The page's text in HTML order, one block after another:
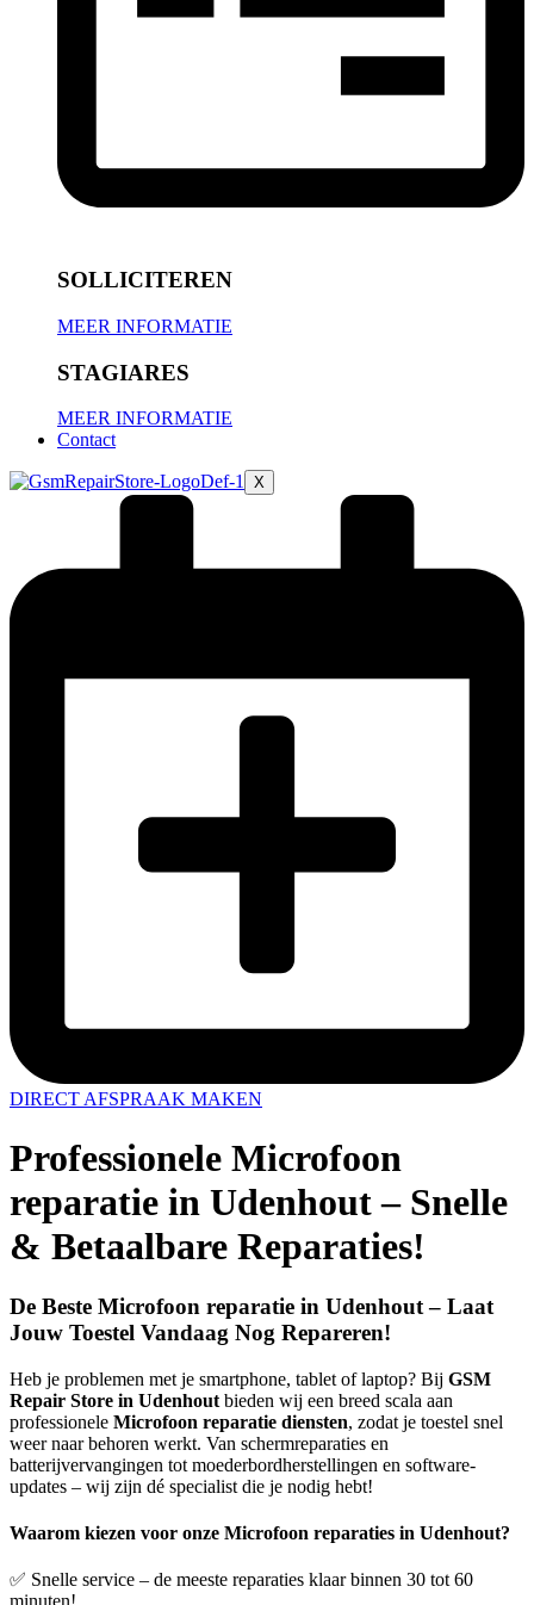
SOLLICITEREN
MEER INFORMATIE
STAGIARES
MEER INFORMATIE
Contact
X
DIRECT AFSPRAAK MAKEN
Professionele Microfoon
reparatie in Udenhout – Snelle
& Betaalbare Reparaties!
De Beste Microfoon reparatie in Udenhout – Laat
Jouw Toestel Vandaag Nog Repareren!
Heb je problemen met je smartphone, tablet of laptop? Bij GSM
Repair Store in Udenhout bieden wij een breed scala aan
professionele Microfoon reparatie diensten, zodat je toestel snel
weer naar behoren werkt. Van schermreparaties en
batterijvervangingen tot moederbordherstellingen en software-
updates – wij zijn dé specialist die je nodig hebt!
Waarom kiezen voor onze Microfoon reparaties in Udenhout?
✅ Snelle service – de meeste reparaties klaar binnen 30 tot 60